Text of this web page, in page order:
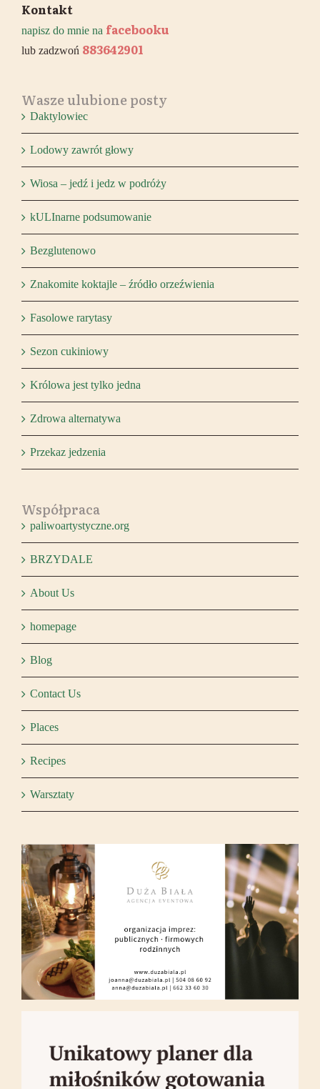
Kontakt
napisz do mnie na facebooku
lub zadzwoń 883642901
Wasze ulubione posty
Daktylowiec
Lodowy zawrót głowy
Wiosa – jedź i jedz w podróży
kULInarne podsumowanie
Bezglutenowo
Znakomite koktajle – źródło orzeźwienia
Fasolowe rarytasy
Sezon cukiniowy
Królowa jest tylko jedna
Zdrowa alternatywa
Przekaz jedzenia
Współpraca
paliwoartystyczne.org
BRZYDALE
About Us
homepage
Blog
Contact Us
Places
Recipes
Warsztaty